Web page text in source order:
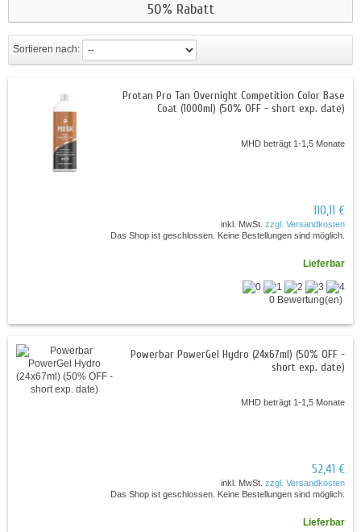
50% Rabatt
Sortieren nach:
Protan Pro Tan Overnight Competition Color Base
Coat (1000ml) (50% OFF - short exp. date)
MHD beträgt 1-1,5 Monate
110,11 €
inkl. MwSt. zzgl. Versandkosten
Das Shop ist geschlossen. Keine Bestellungen sind möglich.
Lieferbar
0 Bewertung(en)
Powerbar PowerGel Hydro (24x67ml) (50% OFF -
short exp. date)
MHD beträgt 1-1,5 Monate
52,41 €
inkl. MwSt. zzgl. Versandkosten
Das Shop ist geschlossen. Keine Bestellungen sind möglich.
Lieferbar